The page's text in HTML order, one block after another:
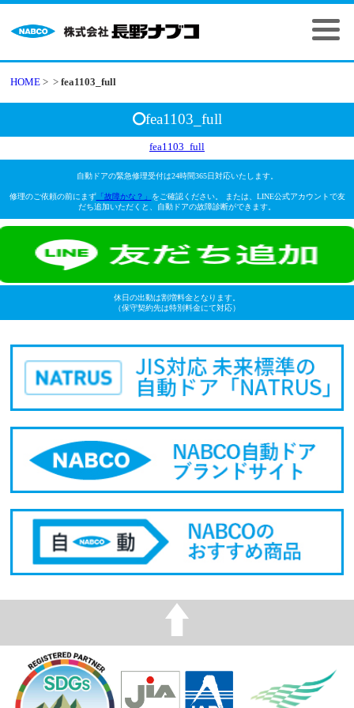
HOME > >fea1103_full
fea1103_full
fea1103_full
自動ドアの緊急修理受付は24時間365日対応いたします。
修理のご依頼の前にまず「故障かな？」
をご確認ください。 または、LINE公式アカウントで友
だち追加いただくと、自動ドアの故障診断ができます。
休日の出動は割増料金となります。
（保守契約先は特別料金にて対応）